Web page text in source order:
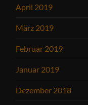
April 2019
März 2019
Februar 2019
Januar 2019
Dezember 2018